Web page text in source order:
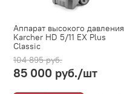
Аппарат высокого давления
Karcher HD 5/11 EX Plus
Classic
104 895 руб.
85 000 руб./шт